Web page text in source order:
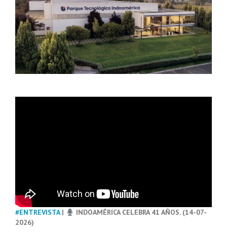
#ENTREVISTA|
INDOAMÉRICA CELEBRA 41 AÑOS. (14-07-
2026)